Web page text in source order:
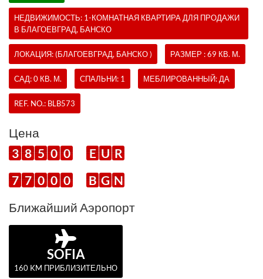
НЕДВИЖИМОСТЬ: 1-КОМНАТНАЯ КВАРТИРА ДЛЯ ПРОДАЖИ
В БЛАГОЕВГРАД, БАНСКО
ЛОКАЦИЯ: (БЛАГОЕВГРАД, БАНСКО ) РАЗМЕР : 69 КВ. М.
САД: 0 КВ. М. СПАЛЬНИ: 1 МЕБЛИРОВАННЫЙ: ДА
REF. NO.: BLB573
Цена
3 8 5 0 0 E U R
7 7 0 0 0 B G N
Ближайший Аэропорт
SOFIA
160 KM ПРИБЛИЗИТЕЛЬНО